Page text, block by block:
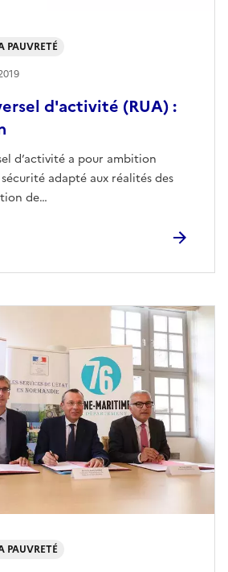
d'activité (RUA) :
d’activité a pour ambition
adapté aux réalités des
de…
PAUVRETÉ
PAUVRETÉ